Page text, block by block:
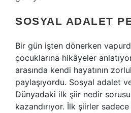
SOSYAL ADALET
Bir gün işten dönerken
çocuklarına hikâyeler
arasında kendi hayatının
paylaşıyordu. Sosyal adalet
Dünyadaki ilk şiir nedir
kazandırıyor. İlk şiirler